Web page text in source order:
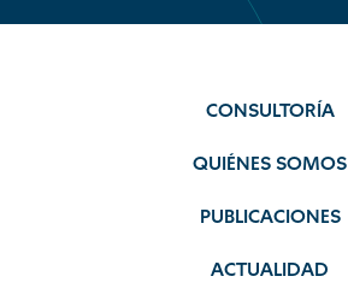
CONSULTORÍA
QUIÉNES SOMOS
PUBLICACIONES
ACTUALIDAD